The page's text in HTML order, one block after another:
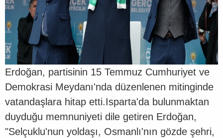
Erdoğan, partisinin 15 Temmuz Cumhuriyet ve
Demokrasi Meydanı'nda düzenlenen mitinginde
vatandaşlara hitap etti.Isparta'da bulunmaktan
duyduğu memnuniyeti dile getiren Erdoğan,
"Selçuklu'nun yoldaşı, Osmanlı'nın gözde şehri,